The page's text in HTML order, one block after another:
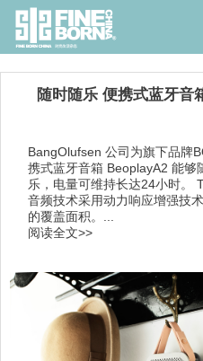
随时随乐 便携式蓝牙音
BangOlufsen 公司为旗下品牌
携式蓝牙音箱 BeoplayA2 能够
乐，电量可维持长达24小时。
音频技术采用动力响应增强技
的覆盖面积。...
阅读全文>>